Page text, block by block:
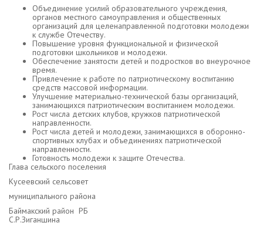
Объединение усилий образовательного учреждения,
органов местного самоуправления и общественных
организаций для целенаправленной подготовки молодежи
к службе Отечеству.
Повышение уровня функциональной и физической
подготовки школьников и молодежи.
Обеспечение занятости детей и подростков во внеурочное
время.
Привлечение к работе по патриотическому воспитанию
средств массовой информации.
Улучшение материально-технической базы организаций,
занимающихся патриотическим воспитанием молодежи.
Рост числа детских клубов, кружков патриотической
направленности.
Рост числа детей и молодежи, занимающихся в оборонно-
спортивных клубах и объединениях патриотической
направленности.
Готовность молодежи к защите Отечества.
Глава сельского поселения
Кусеевский сельсовет
муниципального района
Баймакский район РБ
С.Р.Зиганшина